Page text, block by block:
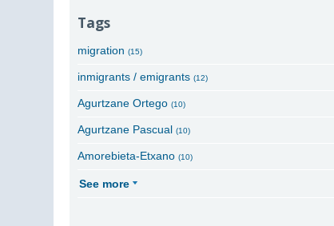
Tags
migration(15)
inmigrants / emigrants(12)
Agurtzane Ortego(10)
Agurtzane Pascual(10)
Amorebieta-Etxano(10)
See more